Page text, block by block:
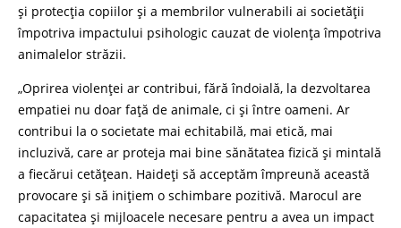
și protecția copiilor și a membrilor vulnerabili ai societății
împotriva impactului psihologic cauzat de violența împotriva
animalelor străzii.
„Oprirea violenței ar contribui, fără îndoială, la dezvoltarea
empatiei nu doar față de animale, ci și între oameni. Ar
contribui la o societate mai echitabilă, mai etică, mai
incluzivă, care ar proteja mai bine sănătatea fizică și mintală
a fiecărui cetățean. Haideți să acceptăm împreună această
provocare și să inițiem o schimbare pozitivă. Marocul are
capacitatea și mijloacele necesare pentru a avea un impact